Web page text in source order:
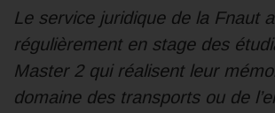
Le service juridique de la Fnaut
régulièrement en stage des
Master 2 qui réalisent leur
domaine des transports ou de